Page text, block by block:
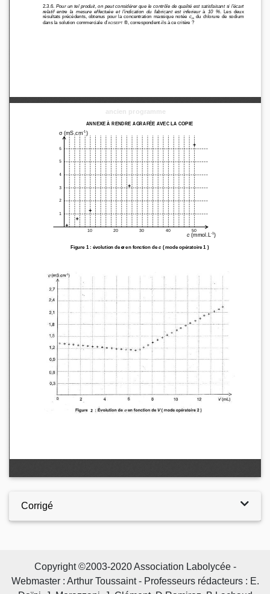
Corrigé
Copyright ©2003-2020 Association Labolycée -
Webmaster : Arthur Toussaint - Professeurs rédacteurs : E.